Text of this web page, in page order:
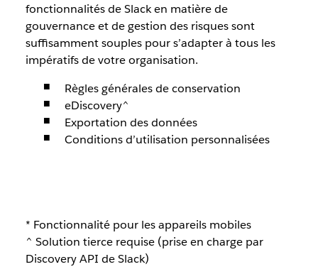
fonctionnalités de Slack en matière de
gouvernance et de gestion des risques sont
suffisamment souples pour s’adapter à tous les
impératifs de votre organisation.
Règles générales de conservation
eDiscovery^
Exportation des données
Conditions d’utilisation personnalisées
* Fonctionnalité pour les appareils mobiles
^ Solution tierce requise (prise en charge par
Discovery API de Slack)